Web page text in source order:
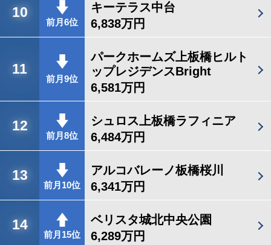
10
前月6位
キーテラス中台
6,838万円
11
前月9位
パークホームズ上板橋ヒルト
ップレジデンスBright
6,581万円
12
前月8位
シュロス上板橋ラフィニア
6,484万円
13
前月10位
アルコバレーノ板橋桜川
6,341万円
14
前月15位
ベリスタ城北中央公園
6,289万円